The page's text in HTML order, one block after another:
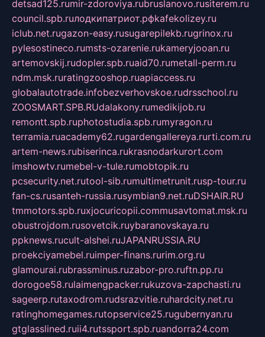
detsad125.rumir-zdoroviya.rubruslanovo.rusiterem.ru
council.spb.ruлодкипатриот.рфkafekolizey.ru
iclub.net.rugazon-easy.rusugarepilekb.rugrinox.ru
pylesostineco.rumsts-ozarenie.rukameryjooan.ru
artemovskij.rudopler.spb.ruaid70.rumetall-perm.ru
ndm.msk.ruratingzooshop.ruapiaccess.ru
globalautotrade.infobezverhovskoe.rudrsschool.ru
ZOOSMART.SPB.RUdalakony.rumedikijob.ru
remontt.spb.ruphotostudia.spb.rumyragon.ru
terramia.ruacademy62.rugardengallereya.rurti.com.ru
artem-news.rubiserinca.rukrasnodarkurort.com
imshowtv.rumebel-v-tule.rumobtopik.ru
pcsecurity.net.rutool-sib.rumultimetrunit.rusp-tour.ru
fan-cs.rusanteh-russia.rusymbian9.net.ruDSHAIR.RU
tmmotors.spb.ruxjocuricopii.commusavtomat.msk.ru
obustrojdom.rusovetcik.ruybaranovskaya.ru
ppknews.rucult-alshei.ruJAPANRUSSIA.RU
proekciyamebel.ruimper-finans.rurim.org.ru
glamourai.rubrassminus.ruzabor-pro.ruftn.pp.ru
dorogoe58.rulaimengpacker.rukuzova-zapchasti.ru
sageerp.rutaxodrom.rudsrazvitie.ruhardcity.net.ru
ratinghomegames.rutopservice25.rugubernyan.ru
gtglasslined.ruii4.rutssport.spb.ruandorra24.com